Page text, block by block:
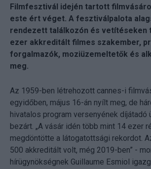
Filmfesztivál idején tartott
este ért véget. A fesztiválpalota
rendezett találkozón és vetítéseken
ezer akkreditált filmes szakember,
forgalmazók, moziüzemeltetők és
meg.
Az 1959-ben létrehozott cannes-i
egyidőben, május 16-án nyílt meg, de
hivatalos program versenyének díjátadó
bezárt. „A vásár idén több mint 14 ezer
megdöntötte a látogatottsági rekordot.
500 akkreditált volt, még 2019-ben” -
hírügynökségnek Guillaume Esmiol